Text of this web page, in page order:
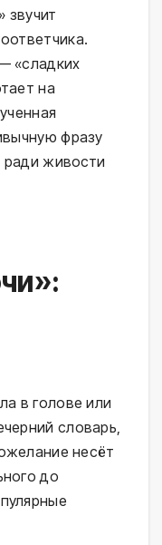
звучит
«сладких
на
фразу
ради живости
в голове или
словарь,
несёт
до